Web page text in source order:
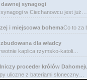
dawnej synagogi
w Ciechanowcu jest już…
i miejscowa bohemaCo to za
dla władcy
kaplica rzymsko-katoli…
proceder królów
uliczne z bateriami słoneczny…